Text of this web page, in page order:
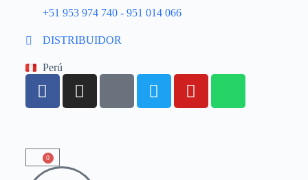
+51 953 974 740 - 951 014 066
DISTRIBUIDOR
Perú
0